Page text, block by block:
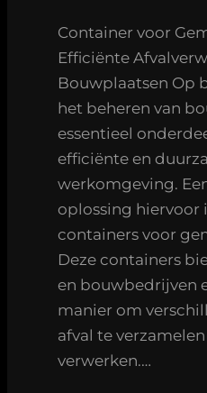
Container voor
Efficiënte
Bouwplaatsen Op
het beheren van
essentieel
efficiënte en
werkomgeving.
oplossing hiervoor
containers voor
Deze containers
en bouwbedrijven
manier om
afval te
verwerken.…